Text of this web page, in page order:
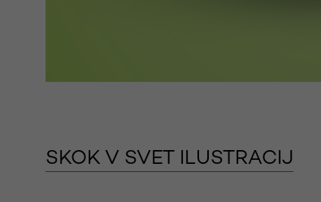
SKOK V SVET ILUSTRACIJ